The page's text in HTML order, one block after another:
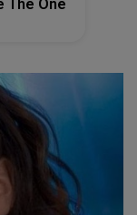
The One